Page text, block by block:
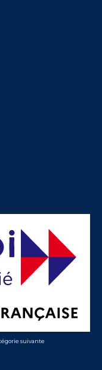
suivante